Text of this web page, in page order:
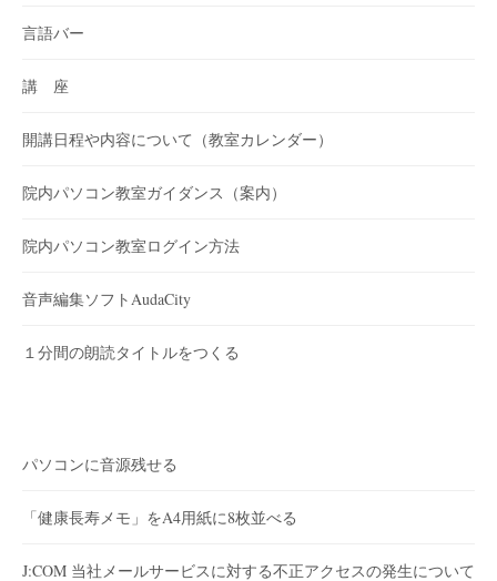
言語バー
講 座
開講日程や内容について（教室カレンダー）
院内パソコン教室ガイダンス（案内）
院内パソコン教室ログイン方法
音声編集ソフトAudaCity
１分間の朗読タイトルをつくる
パソコンに音源残せる
「健康長寿メモ」をA4用紙に8枚並べる
J:COM 当社メールサービスに対する不正アクセスの発生について